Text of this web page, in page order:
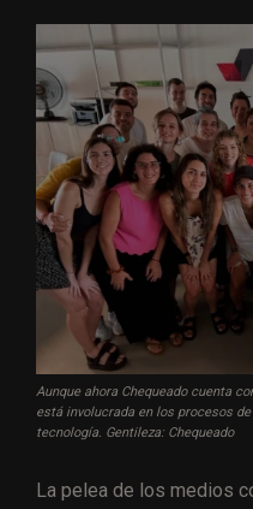
Aunque ahora Chequeado cuenta
está involucrada en los procesos
tecnología. Gentileza: Chequeado
La pelea de los medios